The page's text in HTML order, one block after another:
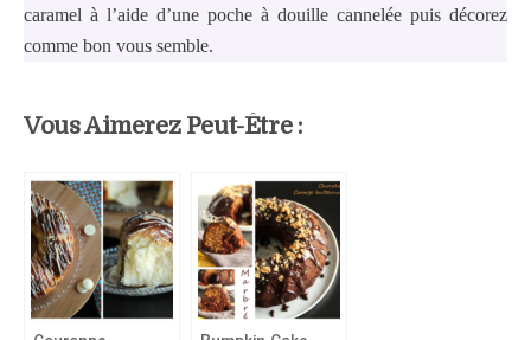
caramel à l’aide d’une poche à douille cannelée puis décorez
comme bon vous semble.
Vous Aimerez Peut-Être :